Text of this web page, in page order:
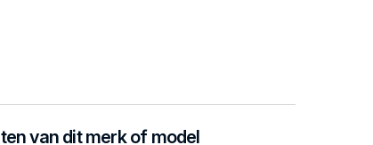
van dit merk of model